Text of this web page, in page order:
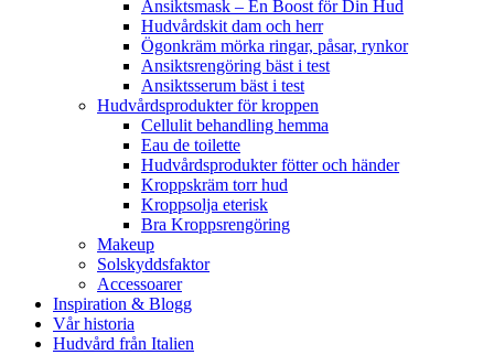
Ansiktsmask – En Boost för Din Hud
Hudvårdskit dam och herr
Ögonkräm mörka ringar, påsar, rynkor
Ansiktsrengöring bäst i test
Ansiktsserum bäst i test
Hudvårdsprodukter för kroppen
Cellulit behandling hemma
Eau de toilette
Hudvårdsprodukter fötter och händer
Kroppskräm torr hud
Kroppsolja eterisk
Bra Kroppsrengöring
Makeup
Solskyddsfaktor
Accessoarer
Inspiration & Blogg
Vår historia
Hudvård från Italien